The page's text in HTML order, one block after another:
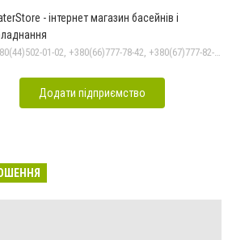
- інтернет магазин басейнів і
+380(44)502-01-02, +380(66)777-78-42, +380(67)777-82-19, +380(67)890-80-80, +380(73)890-80-80, +380(44)502-01-03
Додати підприємство